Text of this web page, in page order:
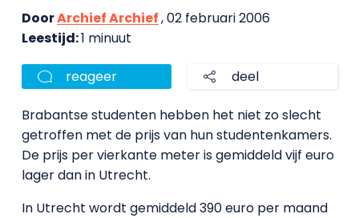
DoorArchief Archief, 02 februari 2006
Leestijd:1 minuut
reageer deel
Brabantse studenten hebben het niet zo slecht
getroffen met de prijs van hun studentenkamers.
De prijs per vierkante meter is gemiddeld vijf euro
lager dan in Utrecht.
In Utrecht wordt gemiddeld 390 euro per maand